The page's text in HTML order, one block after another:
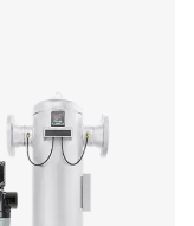
verschillende